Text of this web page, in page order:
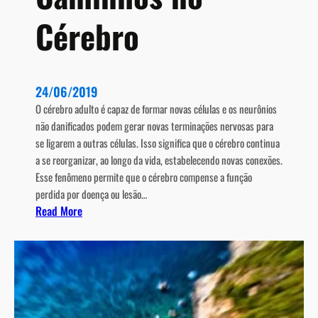
Cérebro
24/06/2019
O cérebro adulto é capaz de formar novas células e os neurônios
não danificados podem gerar novas terminações nervosas para
se ligarem a outras células. Isso significa que o cérebro continua
a se reorganizar, ao longo da vida, estabelecendo novas conexões.
Esse fenômeno permite que o cérebro compense a função
perdida por doença ou lesão…
Read More:
e
o
p